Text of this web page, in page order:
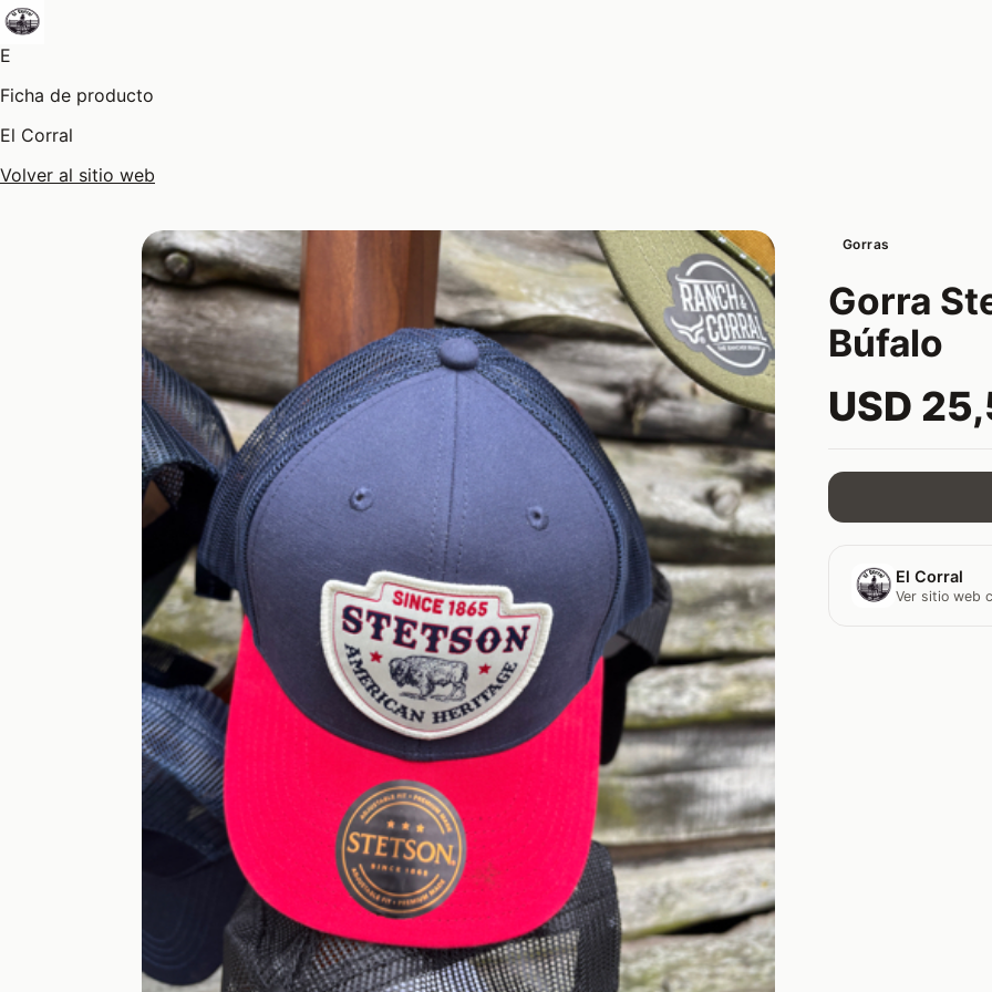
E
Ficha de producto
El Corral
Volver al sitio web
Gorras
Gorra
Búfalo
USD
El Corral
Ver sitio web